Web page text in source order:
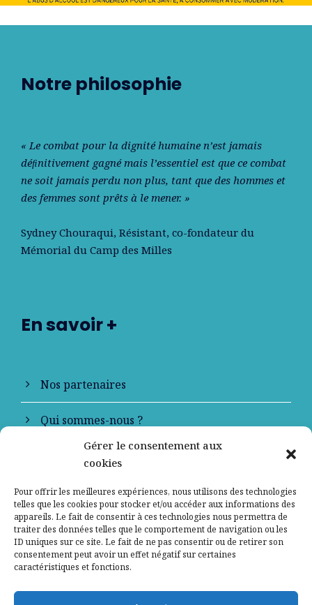
Gérer le consentement aux
cookies
Pour offrir les meilleures expériences, nous utilisons des technologies
telles que les cookies pour stocker et/ou accéder aux informations des
appareils. Le fait de consentir à ces technologies nous permettra de
traiter des données telles que le comportement de navigation ou les
ID uniques sur ce site. Le fait de ne pas consentir ou de retirer son
consentement peut avoir un effet négatif sur certaines
caractéristiques et fonctions.
Notre philosophie
« Le combat pour la dignité humaine n’est jamais
déﬁnitivement gagné mais l’essentiel est que ce combat
ne soit jamais perdu non plus, tant que des hommes et
des femmes sont prêts à le mener. »
Sydney Chouraqui, Résistant, co-fondateur du
Mémorial du Camp des Milles
En savoir +
Nos partenaires
Qui sommes-nous ?
Contactez-nous
Mentions légales
Politique de confidentialité